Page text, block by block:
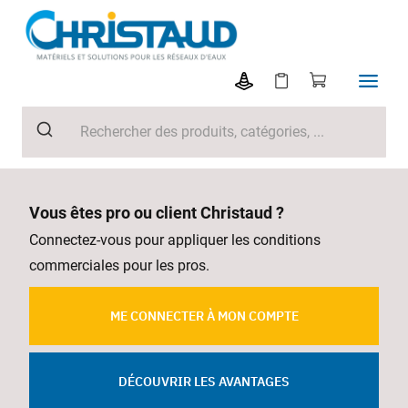
Vous êtes pro ou client Christaud ?
Connectez-vous pour appliquer les conditions
commerciales pour les pros.
ME CONNECTER À MON COMPTE
DÉCOUVRIR LES AVANTAGES